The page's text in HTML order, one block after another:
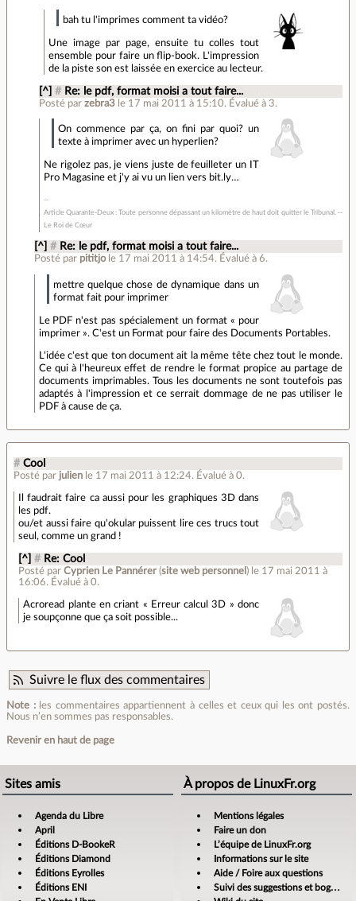
bah tu l'imprimes comment ta vidéo?
Une image par page, ensuite tu colles tout
ensemble pour faire un flip-book. L'impression
de la piste son est laissée en exercice au lecteur.
[^] # Re: le pdf, format moisi a tout faire...
Posté par zebra3 le 17 mai 2011 à 15:10. Évalué à 3.
On commence par ça, on fini par quoi? un
texte à imprimer avec un hyperlien?
Ne rigolez pas, je viens juste de feuilleter un IT
Pro Magasine et j'y ai vu un lien vers bit.ly…
Article Quarante-Deux : Toute personne dépassant un kilomètre de haut doit quitter le Tribunal. --
Le Roi de Cœur
[^] # Re: le pdf, format moisi a tout faire...
Posté par pititjo le 17 mai 2011 à 14:54. Évalué à 6.
mettre quelque chose de dynamique dans un
format fait pour imprimer
Le PDF n'est pas spécialement un format « pour
imprimer ». C'est un Format pour faire des Documents Portables.
L'idée c'est que ton document ait la même tête chez tout le monde.
Ce qui à l'heureux effet de rendre le format propice au partage de
documents imprimables. Tous les documents ne sont toutefois pas
adaptés à l'impression et ce serrait dommage de ne pas utiliser le
PDF à cause de ça.
# Cool
Posté par julien le 17 mai 2011 à 12:24. Évalué à 0.
Il faudrait faire ca aussi pour les graphiques 3D dans
les pdf.
ou/et aussi faire qu'okular puissent lire ces trucs tout
seul, comme un grand !
[^] # Re: Cool
Posté parCyprien Le Pannérer (site web personnel ) le 17 mai 2011 à
16:06. Évalué à0.
Acroread plante en criant « Erreur calcul 3D » donc
je soupçonne que ça soit possible...
Suivre le flux des commentaires
Note :les commentaires appartiennent à celles et ceux qui les ont postés.
Nous n’en sommes pas responsables.
Revenir en haut de page
Sites amis
Agenda du Libre
April
Éditions D-BookeR
Éditions Diamond
Éditions Eyrolles
Éditions ENI
À propos de LinuxFr.org
Mentions légales
Faire un don
L’équipe de LinuxFr.org
Informations sur le site
Aide / Foire aux questions
Suivi des suggestions et bogues